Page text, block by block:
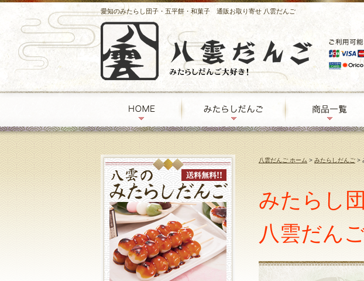
愛知のみたらし団子・五平餅・和菓子 通販お取り寄せ 八雲だんご
八雲だんご ホーム > みたらしだんご>
みたらし
八雲だん